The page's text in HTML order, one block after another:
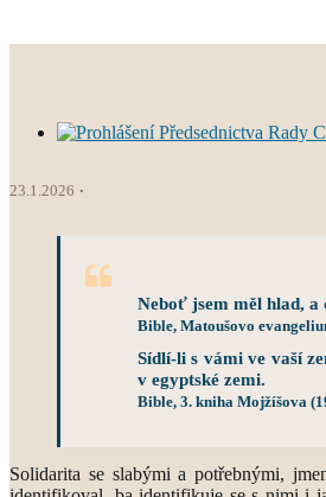
23.1.2026
Neboť jsem měl hlad,
Bible, Matoušovo
Sídlí-li s vámi ve vaší
v egyptské zemi.
Bible, 3. kniha Mojžíšova
Solidarita se slabými a potřebnými,